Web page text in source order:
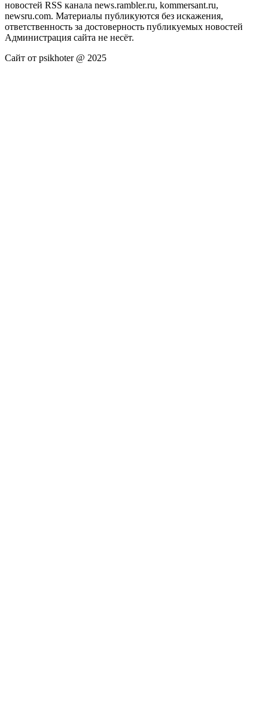
новостей RSS канала news.rambler.ru, kommersant.ru,
newsru.com. Материалы публикуются без искажения,
ответственность за достоверность публикуемых новостей
Администрация сайта не несёт.
Сайт от psikhoter @ 2025